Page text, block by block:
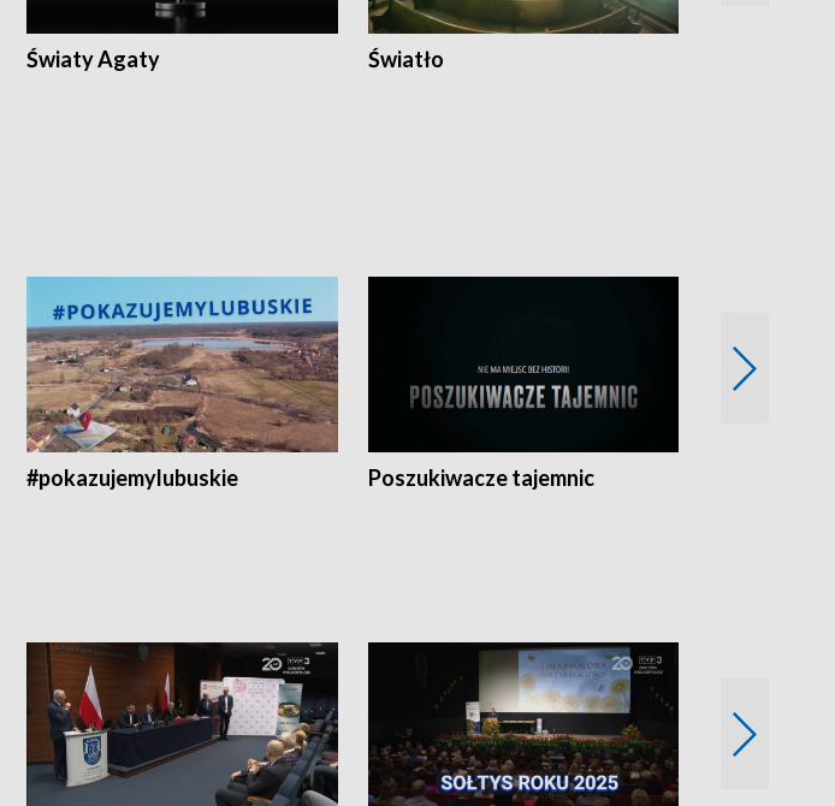
Światy Agaty Światło
#pokazujemylubuskie Poszukiwacze tajemnic